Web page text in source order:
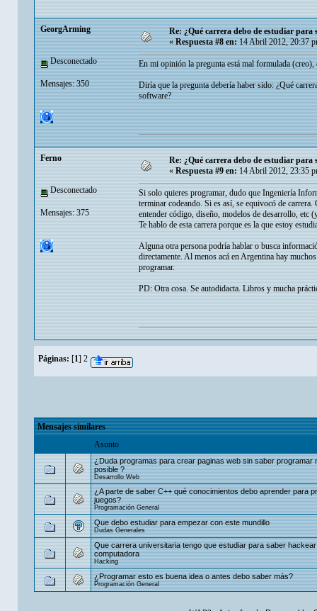
GeorgArming
Desconectado
Mensajes: 350
Re: ¿Qué carrera debo de estudiar para
«Respuesta #8 en:14 Abril 2012, 20:37
En mi opinión la pregunta está mal formulada (creo),
Diría que la pregunta debería haber sido: ¿Qué
software?
Ferno
Desconectado
Mensajes: 375
Re: ¿Qué carrera debo de estudiar para
« Respuesta #9 en: 14 Abril 2012, 23:35
Si solo quieres programar, dudo que Ingeniería
terminar codeando. Si es así, se equivocó de
entender código, diseño, modelos de desarrollo, etc
Te hablo de esta carrera porque es la que estoy
Alguna otra persona podría hablar o busca
directamente. Al menos acá en Argentina hay
programar.
PD: Otra cosa. Se autodidacta. Libros y mucha
Páginas: [1] 2
Mensajes similares
Asunto
¿Duda programas para crear paginas web sin saber programar
posible ?
Desarrollo Web
¿A parte de saber C++ qué conocimientos debo aprender para
juegos?
Programación General
Que debo estudiar para empezar con este mundillo
Dudas Generales
Que carrera universitaria tengo que estudiar para saber
computadora
Hacking
¿Programar esto es buena idea o antes debo saber más?
Programación General